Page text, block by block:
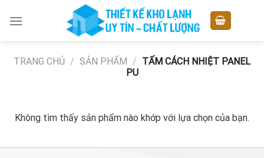
TRANG CHỦ / SẢN PHẨM / TẤM CÁCH NHIỆT PANEL
PU
Không tìm thấy sản phẩm nào khớp với lựa chọn của bạn.